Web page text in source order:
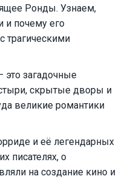
Ронды. Узнаем,
и почему его
трагическими
это загадочные
скрытые дворы и
великие романтики
и её легендарных
писателях, о
на создание кино и